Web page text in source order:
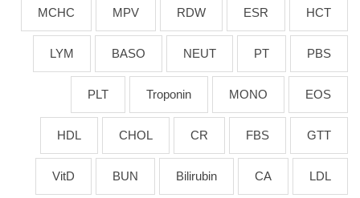
HCT
ESR
RDW
MPV
MCHC
PBS
PT
NEUT
BASO
LYM
EOS
MONO
Troponin
PLT
GTT
FBS
CR
CHOL
HDL
LDL
CA
Bilirubin
BUN
VitD